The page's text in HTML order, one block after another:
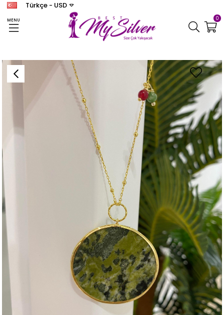
MENU
Türkçe - USD
0
Kadın Gümüş Agat Taşlı Tasarım Kolye